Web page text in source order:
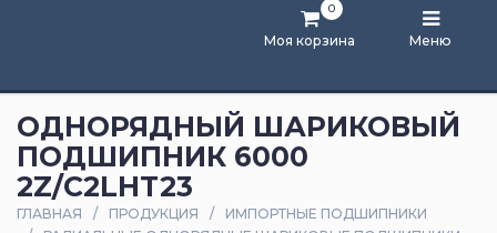
Моя корзина
0
Меню
и
статьи
Оплата
и
доставка
ОДНОРЯДНЫЙ ШАРИКОВЫЙ
ПОДШИПНИК 6000
2Z/C2LHT23
ГЛАВНАЯ ПРОДУКЦИЯ
ИМПОРТНЫЕ ПОДШИПНИКИ